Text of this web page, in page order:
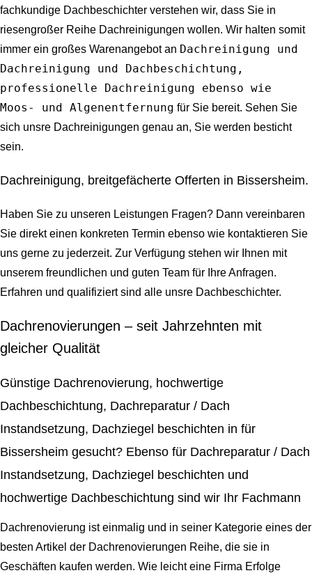
fachkundige Dachbeschichter verstehen wir, dass Sie in
riesengroßer Reihe Dachreinigungen wollen. Wir halten somit
immer ein großes Warenangebot an Dachreinigung und
Dachreinigung und Dachbeschichtung,
professionelle Dachreinigung ebenso wie
Moos- und Algenentfernung für Sie bereit. Sehen Sie
sich unsre Dachreinigungen genau an, Sie werden besticht
sein.
Dachreinigung, breitgefächerte Offerten in Bissersheim.
Haben Sie zu unseren Leistungen Fragen? Dann vereinbaren
Sie direkt einen konkreten Termin ebenso wie kontaktieren Sie
uns gerne zu jederzeit. Zur Verfügung stehen wir Ihnen mit
unserem freundlichen und guten Team für Ihre Anfragen.
Erfahren und qualifiziert sind alle unsre Dachbeschichter.
Dachrenovierungen – seit Jahrzehnten mit
gleicher Qualität
Günstige Dachrenovierung, hochwertige
Dachbeschichtung, Dachreparatur / Dach
Instandsetzung, Dachziegel beschichten in für
Bissersheim gesucht? Ebenso für Dachreparatur / Dach
Instandsetzung, Dachziegel beschichten und
hochwertige Dachbeschichtung sind wir Ihr Fachmann
Dachrenovierung ist einmalig und in seiner Kategorie eines der
besten Artikel der Dachrenovierungen Reihe, die sie in
Geschäften kaufen werden. Wie leicht eine Firma Erfolge